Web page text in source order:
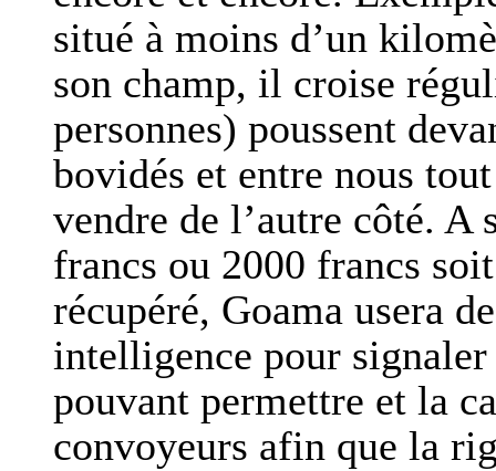
situé à moins d’un
son champ, il croise
personnes) poussent
bovidés et entre nous
vendre de l’autre côté. A
francs ou 2000 francs
récupéré, Goama usera
intelligence pour
pouvant permettre et la
convoyeurs afin que la